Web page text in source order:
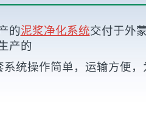
的泥浆净化系统交付于外
产的
系统操作简单，运输方便